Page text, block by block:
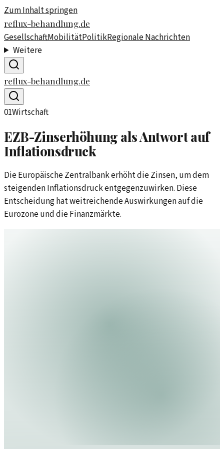
Zum Inhalt springen
reflux-behandlung.de
GesellschaftMobilitätPolitikRegionale Nachrichten
Weitere
reflux-behandlung.de
01Wirtschaft
EZB-Zinserhöhung als Antwort auf
Inflationsdruck
Die Europäische Zentralbank erhöht die Zinsen, um dem
steigenden Inflationsdruck entgegenzuwirken. Diese
Entscheidung hat weitreichende Auswirkungen auf die
Eurozone und die Finanzmärkte.